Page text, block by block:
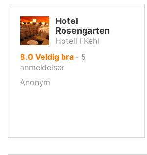
Hotel
Rosengarten
Hotell i Kehl
8.0av
10,
Veldig bra ‐ 5
anmeldelser
Anonym